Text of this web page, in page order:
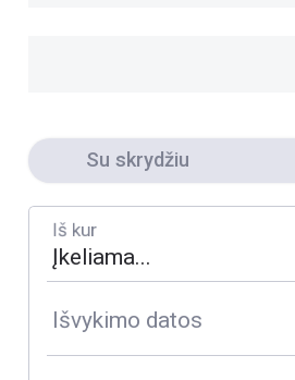
Su skrydžiu
Iš kur
Išvykimo datos